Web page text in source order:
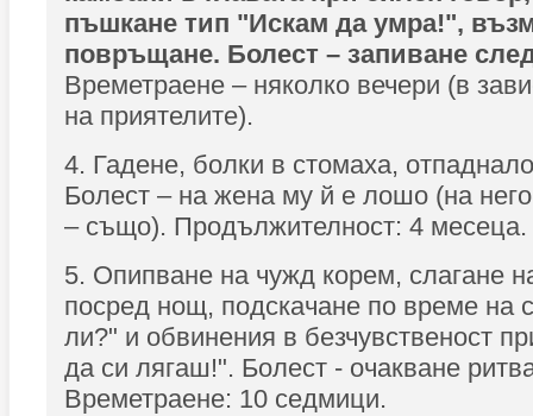
пъшкане тип "Искам да умра!",
повръщане. Болест – запиване
Времетраене – няколко вечери (в
на приятелите).
4. Гадене, болки в стомаха,
Болест – на жена му й е лошо (на
– също). Продължителност: 4 месеца.
5. Опипване на чужд корем, слагане
посред нощ, подскачане по време на
ли?" и обвинения в безчувственост
да си лягаш!". Болест - очакване
Времетраене: 10 седмици.